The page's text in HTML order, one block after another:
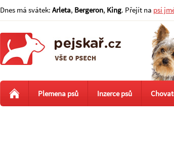
Plemena psů Inzerce psů
Dnes má svátek: Arleta, Bergeron, King. Přejít na psí